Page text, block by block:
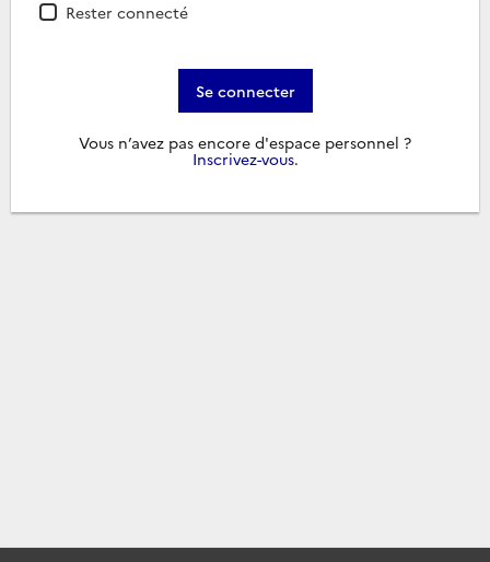
Rester connecté
Se connecter
Vous n’avez pas encore d'espace personnel ?
Inscrivez-vous.